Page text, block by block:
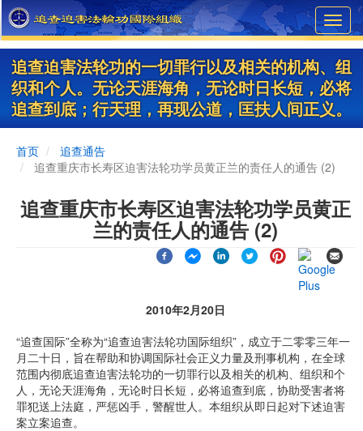
Skip
to
main
content
追查迫害法轮功的一切罪行以及相关的机构、组
织和个人。无论天涯海角，无论时日长短，必将
追查到底；行天理，再现公道，匡扶人间正义。
首页
追查通告
追查重庆市长寿区迫害法轮功学员黄正兰的责任人的通告 (2)
追查重庆市长寿区迫害法轮功学员黄正
兰的责任人的通告 (2)
2010年2月20日
“追查国际”全称为“追查迫害法轮功国际组织”，成立于二零零三年一
月二十日，旨在帮助和协调国际社会正义力量及刑事机构，在全球
范围内彻底追查迫害法轮功的一切罪行以及相关的机构、组织和个
人，无论天涯海角，无论时日长短，必将追查到底，协助受害者将
罪犯送上法庭，严惩凶手，警醒世人。本组织从即日起对下述迫害
案立案追查。